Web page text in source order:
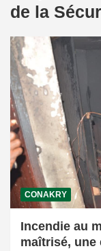
de la
CONAKRY
Incendie au
maîtrisé, une